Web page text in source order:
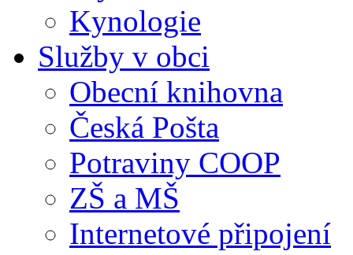
Kynologie
Služby v obci
Obecní knihovna
Česká Pošta
Potraviny COOP
ZŠ a MŠ
Internetové připojení